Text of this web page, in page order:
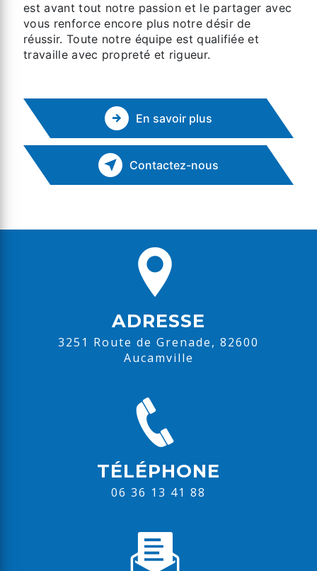
est avant tout notre passion et le partager avec
vous renforce encore plus notre désir de
réussir. Toute notre équipe est qualifiée et
travaille avec propreté et rigueur.
En savoir plus
Contactez-nous
ADRESSE
3251 Route de Grenade, 82600
Aucamville
TÉLÉPHONE
06 36 13 41 88